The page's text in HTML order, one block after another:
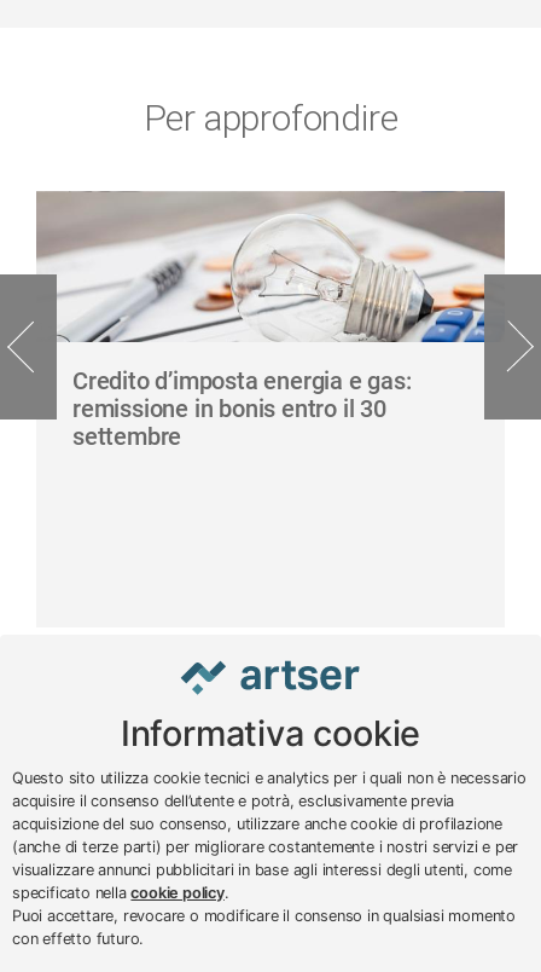
Per approfondire
Credito d’imposta energia e gas:
remissione in bonis entro il 30
settembre
© 2024 – 2026 - ARTSER SRL
ARTSER SRL - Viale Milano, 5 - Varese -
P.IVA 01878290129
Tel. 0332 256111 - Fax 0332 256200 -
Informativa cookie
Questo sito utilizza cookie tecnici e analytics per i quali non è necessario
acquisire il consenso dell’utente e potrà, esclusivamente previa
acquisizione del suo consenso, utilizzare anche cookie di profilazione
(anche di terze parti) per migliorare costantemente i nostri servizi e per
visualizzare annunci pubblicitari in base agli interessi degli utenti, come
specificato nellacookie policy.
Puoi accettare, revocare o modificare il consenso in qualsiasi momento
con effetto futuro.